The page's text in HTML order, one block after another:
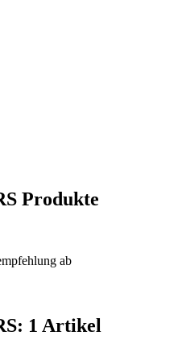
Produkte
ab
1 Artikel